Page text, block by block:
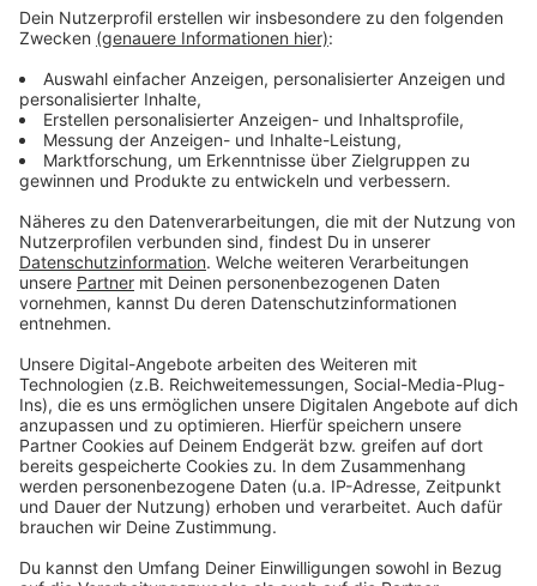
gestresst davon sind“, sagt Derya Lehmeier,
Referentin der EU-Initative "Klicksafe".
Kritisch bewerten Eltern übrigens auch den
Medienkonsum ihrer Kinder: 67 Prozent der befragten
Eltern sind der Meinung, dass ihr Kind weniger digitale
Medien nutzen sollte. Umgekehrt scheinen die Eltern
So finden immerhin ein Viertel der Kinder zwischen 10
und 17 Jahren, dass ihre Eltern (ihr Elternteil) die
digitale Mediennutzung reduzieren sollte(n), um mehr
Zeit für andere Dinge zu haben. Das Problem herrscht
offensichtlich auf beiden Seiten.
Doch wie könnte man selbst dafür sorgen, dass es in
Zukunft besser wird und man einfach weniger Zeit im
Internet am Tag verschwendet? Derya Lehmeier
liefert einen Vorschlag: "Zum Beispiel erstmal die
eigene Bildschirmzeiten prüfen, wieviel man das Gerät
täglich oder auch wöchentlich nutzt. Und wenn man
diese Zahl das erste mal sieht, fühlt man sich